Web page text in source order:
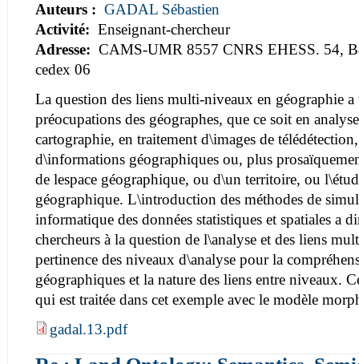
Auteurs : GADAL Sébastien
Activité: Enseignant-chercheur
Adresse: CAMS-UMR 8557 CNRS EHESS. 54,
cedex 06
La question des liens multi-niveaux en géographie a
préocupations des géographes, que ce soit en
cartographie, en traitement d\images de
d\informations géographiques ou, plus
de lespace géographique, ou d\un territoire, ou
géographique. L\introduction des méthodes de
informatique des données statistiques et spatiales a
chercheurs à la question de l\analyse et des liens
pertinence des niveaux d\analyse pour la
géographiques et la nature des liens entre niveaux.
qui est traitée dans cet exemple avec le modèle
gadal.13.pdf